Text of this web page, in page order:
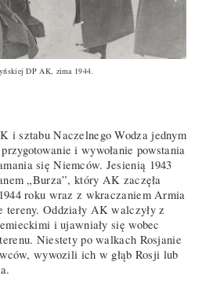
DP AK, zima 1944.
i sztabu Naczelnego Wodza jednym
i wywołanie powstania
się Niemców. Jesienią 1943
„Burza”, który AK zaczęła
roku wraz z wkraczaniem Armia
tereny. Oddziały AK walczyły z
i ujawniały się wobec
Niestety po walkach Rosjanie
wywozili ich w głąb Rosji lub